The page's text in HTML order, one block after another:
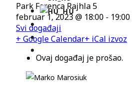
Park Ferenca Rajhla 5
februar 1, 2023 @ 18:00 - 19:00
Svi događaji
+ Google Calendar+ iCal izvoz
Ovaj događaj je prošao.